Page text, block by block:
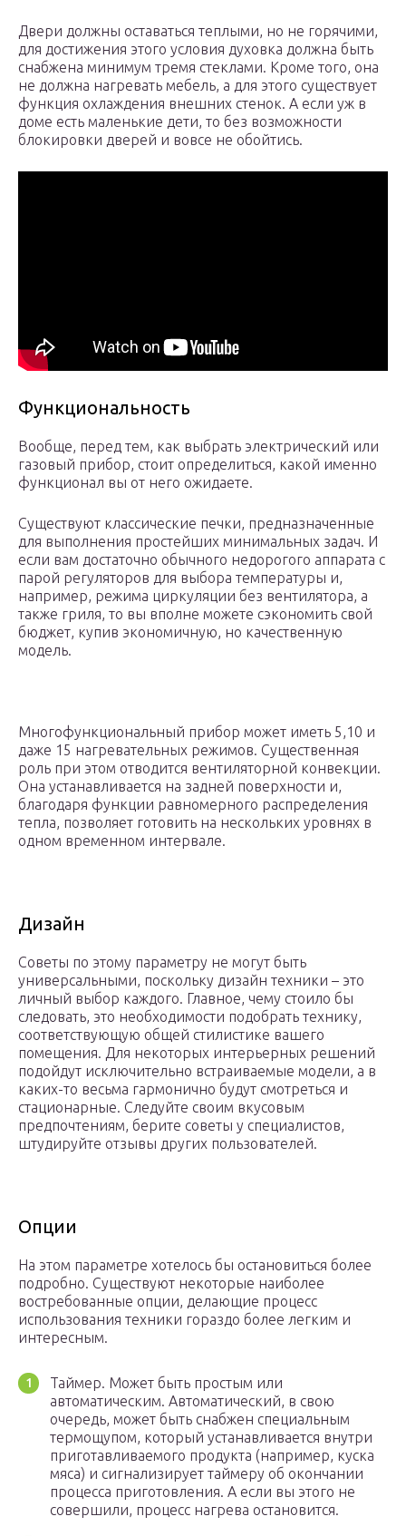
Двери должны оставаться теплыми, но не горячими,
для достижения этого условия духовка должна быть
снабжена минимум тремя стеклами. Кроме того, она
не должна нагревать мебель, а для этого существует
функция охлаждения внешних стенок. А если уж в
доме есть маленькие дети, то без возможности
блокировки дверей и вовсе не обойтись.
Функциональность
Вообще, перед тем, как выбрать электрический или
газовый прибор, стоит определиться, какой именно
функционал вы от него ожидаете.
Существуют классические печки, предназначенные
для выполнения простейших минимальных задач. И
если вам достаточно обычного недорогого аппарата с
парой регуляторов для выбора температуры и,
например, режима циркуляции без вентилятора, а
также гриля, то вы вполне можете сэкономить свой
бюджет, купив экономичную, но качественную
модель.
Многофункциональный прибор может иметь 5,10 и
даже 15 нагревательных режимов. Существенная
роль при этом отводится вентиляторной конвекции.
Она устанавливается на задней поверхности и,
благодаря функции равномерного распределения
тепла, позволяет готовить на нескольких уровнях в
одном временном интервале.
Дизайн
Советы по этому параметру не могут быть
универсальными, поскольку дизайн техники – это
личный выбор каждого. Главное, чему стоило бы
следовать, это необходимости подобрать технику,
соответствующую общей стилистике вашего
помещения. Для некоторых интерьерных решений
подойдут исключительно встраиваемые модели, а в
каких-то весьма гармонично будут смотреться и
стационарные. Следуйте своим вкусовым
предпочтениям, берите советы у специалистов,
штудируйте отзывы других пользователей.
Опции
На этом параметре хотелось бы остановиться более
подробно. Существуют некоторые наиболее
востребованные опции, делающие процесс
использования техники гораздо более легким и
интересным.
Таймер. Может быть простым или
автоматическим. Автоматический, в свою
очередь, может быть снабжен специальным
термощупом, который устанавливается внутри
приготавливаемого продукта (например, куска
мяса) и сигнализирует таймеру об окончании
процесса приготовления. А если вы этого не
совершили, процесс нагрева остановится.